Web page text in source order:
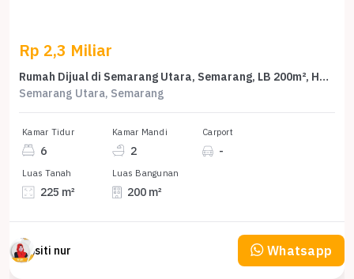
Rp 2,3 Miliar
Rumah Dijual di Semarang Utara, Semarang, LB 200m², Harga Kompetitif!
Semarang Utara, Semarang
Kamar Tidur
6
Kamar Mandi
2
Carport
-
Luas Tanah
225 m²
Luas Bangunan
200 m²
siti nur Whatsapp